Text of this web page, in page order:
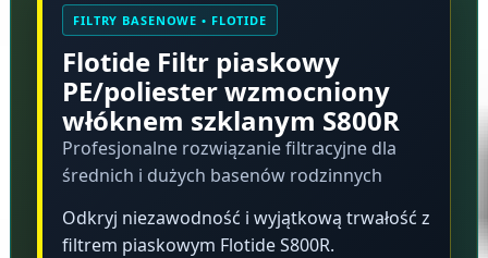
FILTRY BASENOWE • FLOTIDE
Flotide Filtr piaskowy
PE/poliester wzmocniony
włóknem szklanym S800R
Profesjonalne rozwiązanie filtracyjne dla
średnich i dużych basenów rodzinnych
Odkryj niezawodność i wyjątkową trwałość z
filtrem piaskowym Flotide S800R.